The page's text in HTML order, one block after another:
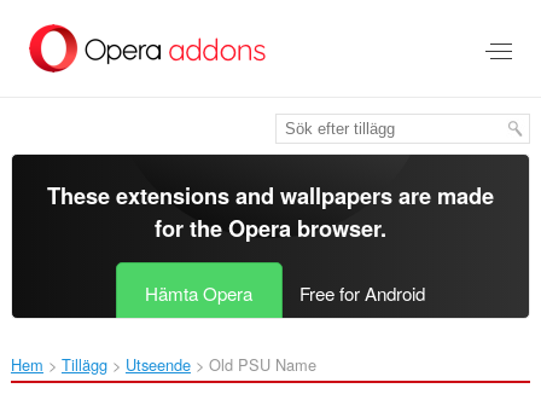
brödtexten
These extensions and wallpapers are made
for theOpera browser.
Hämta Opera Free for Android
Hem Tillägg Utseende Old PSU Name‎